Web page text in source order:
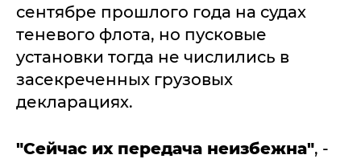
сентябре прошлого года на судах
теневого флота, но пусковые
установки тогда не числились в
засекреченных грузовых
декларациях.
"Сейчас их передача неизбежна", -